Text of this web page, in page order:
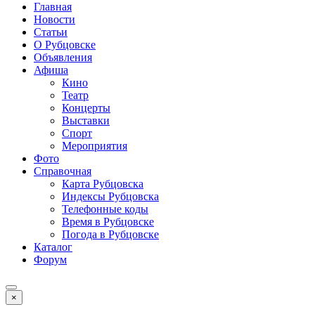
Главная
Новости
Статьи
О Рубцовске
Объявления
Афиша
Кино
Театр
Концерты
Выставки
Спорт
Мероприятия
Фото
Справочная
Карта Рубцовска
Индексы Рубцовска
Телефонные коды
Время в Рубцовске
Погода в Рубцовске
Каталог
Форум
×